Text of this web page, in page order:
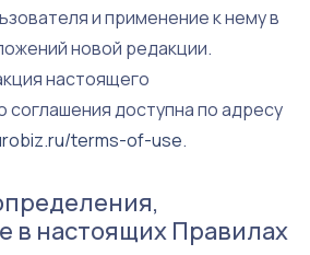
и применение к нему в
новой редакции.
настоящего
соглашения доступна по адресу
terms-of-use.
в настоящих Правилах